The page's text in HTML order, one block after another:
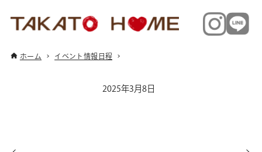
ホーム イベント情報日程
2025年3月8日